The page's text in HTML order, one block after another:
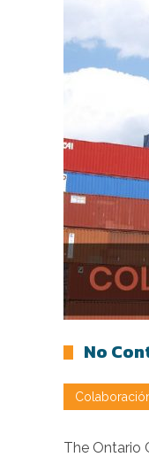
No
The Ontario